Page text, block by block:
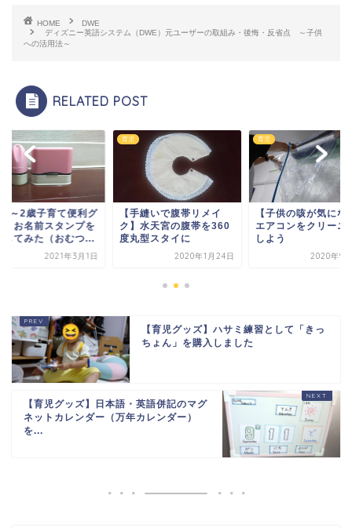
HOME
DWE
ディズニー英語システム（DWE）元ユーザーの取組み・後悔・反省点 ～子供
への活用法～
RELATED POST
～2歳子育て便利グ
】お名前スタンプを
してみた（おむつ...
2021年3月1日
育児
【手縫いで腹帯リメイ
ク】水天宮の腹帯を360
度丸型スタイに
2020年1月24日
育児
【子供の咳が気にな
エアコンをクリーニ
しよう
2020年9
【育児グッズ】ハサミ練習として「きっ
ちょん」を購入しました
【育児グッズ】日本語・英語併記のマグ
ネットカレンダー（万年カレンダー）
を...